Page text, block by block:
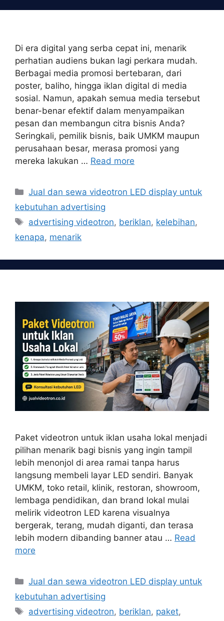
Di era digital yang serba cepat ini, menarik
perhatian audiens bukan lagi perkara mudah.
Berbagai media promosi bertebaran, dari
poster, baliho, hingga iklan digital di media
sosial. Namun, apakah semua media tersebut
benar-benar efektif dalam menyampaikan
pesan dan membangun citra bisnis Anda?
Seringkali, pemilik bisnis, baik UMKM maupun
perusahaan besar, merasa promosi yang
mereka lakukan … Read more
Categories
Jual dan sewa videotron LED display untuk
kebutuhan advertising
Tags
advertising videotron, beriklan, kelebihan,
kenapa, menarik
Paket videotron untuk iklan usaha lokal menjadi
pilihan menarik bagi bisnis yang ingin tampil
lebih menonjol di area ramai tanpa harus
langsung membeli layar LED sendiri. Banyak
UMKM, toko retail, klinik, restoran, showroom,
lembaga pendidikan, dan brand lokal mulai
melirik videotron LED karena visualnya
bergerak, terang, mudah diganti, dan terasa
lebih modern dibanding banner atau … Read
more
Categories
Jual dan sewa videotron LED display untuk
kebutuhan advertising
Tags
advertising videotron, beriklan, paket,